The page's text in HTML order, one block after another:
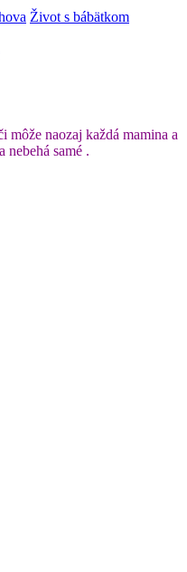
Život s bábätkom
naozaj každá mamina a
nebehá samé .